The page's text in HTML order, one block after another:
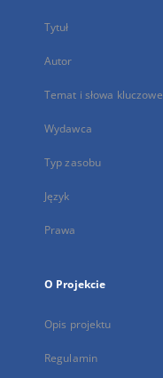
Tytuł
Autor
Temat i słowa kluczowe
Wydawca
Typ zasobu
Język
Prawa
O Projekcie
Opis projektu
Regulamin